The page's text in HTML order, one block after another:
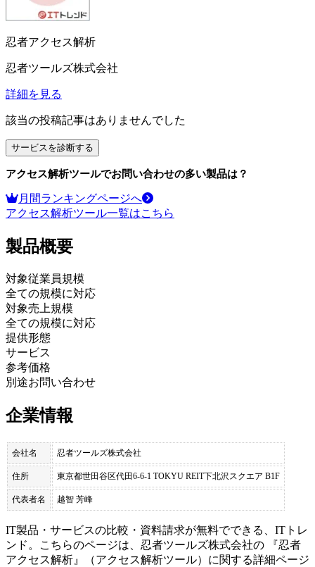
忍者アクセス解析
忍者ツールズ株式会社
詳細を見る
該当の投稿記事はありませんでした
サービスを診断する
アクセス解析ツールでお問い合わせの多い製品は？
月間ランキングページへ
アクセス解析ツール一覧はこちら
製品概要
対象従業員規模
全ての規模に対応
対象売上規模
全ての規模に対応
提供形態
サービス
参考価格
別途お問い合わせ
企業情報
会社名 忍者ツールズ株式会社
住所 東京都世田谷区代田6-6-1 TOKYU REIT下北沢スクエア B1F
代表者名 越智 芳峰
IT製品・サービスの比較・資料請求が無料でできる、ITトレ
ンド。こちらのページは、 忍者ツールズ株式会社の 『忍者
アクセス解析 』（アクセス解析ツール）に関する詳細ページ